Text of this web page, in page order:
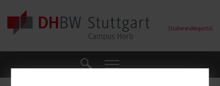
Skip to main content
Studierendenportal
Suche Suche